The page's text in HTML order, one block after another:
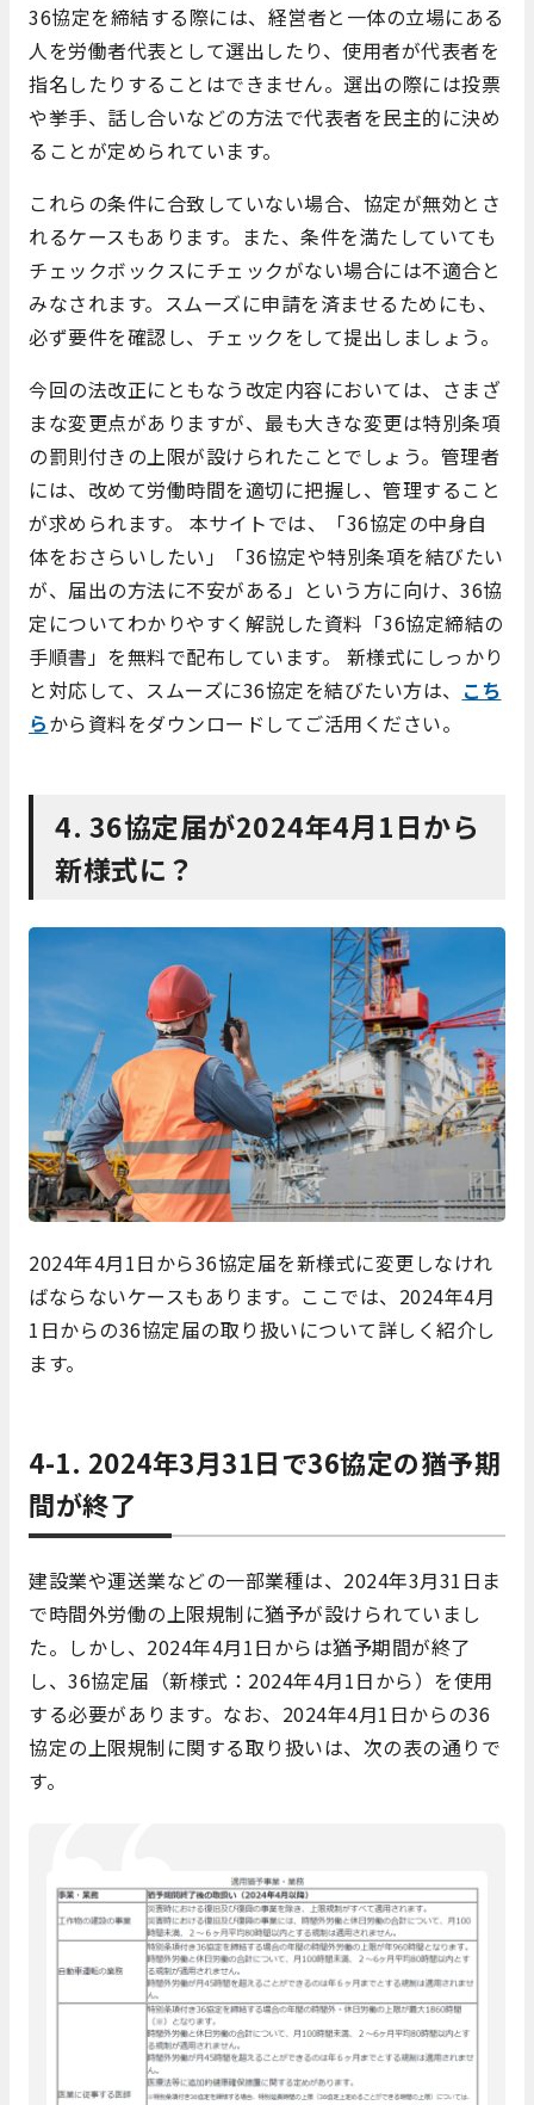
36協定を締結する際には、経営者と一体の立場にある
人を労働者代表として選出したり、使用者が代表者を
指名したりすることはできません。選出の際には投票
や挙手、話し合いなどの方法で代表者を民主的に決め
ることが定められています。
これらの条件に合致していない場合、協定が無効とさ
れるケースもあります。また、条件を満たしていても
チェックボックスにチェックがない場合には不適合と
みなされます。スムーズに申請を済ませるためにも、
必ず要件を確認し、チェックをして提出しましょう。
今回の法改正にともなう改定内容においては、さまざ
まな変更点がありますが、最も大きな変更は特別条項
の罰則付きの上限が設けられたことでしょう。管理者
には、改めて労働時間を適切に把握し、管理すること
が求められます。 本サイトでは、「36協定の中身自
体をおさらいしたい」「36協定や特別条項を結びたい
が、届出の方法に不安がある」という方に向け、36協
定についてわかりやすく解説した資料「36協定締結の
手順書」を無料で配布しています。 新様式にしっかり
と対応して、スムーズに36協定を結びたい方は、 こち
らから資料をダウンロードしてご活用ください。
4. 36協定届が2024年4月1日から
新様式に？
2024年4月1日から36協定届を新様式に変更しなけれ
ばならないケースもあります。ここでは、2024年4月
1日からの36協定届の取り扱いについて詳しく紹介し
ます。
4-1. 2024年3月31日で36協定の猶予期
間が終了
建設業や運送業などの一部業種は、2024年3月31日ま
で時間外労働の上限規制に猶予が設けられていまし
た。しかし、2024年4月1日からは猶予期間が終了
し、36協定届（新様式：2024年4月1日から）を使用
する必要があります。なお、2024年4月1日からの36
協定の上限規制に関する取り扱いは、次の表の通りで
す。